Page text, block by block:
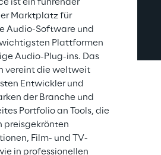
ist ein führender
Marktplatz für
Audio-Software und
Plattformen
Audio-Plug-ins. Das
vereint die weltweit
Entwickler und
der Branche und
Portfolio an Tools, die
preisgekrönten
Film- und TV-
in professionellen